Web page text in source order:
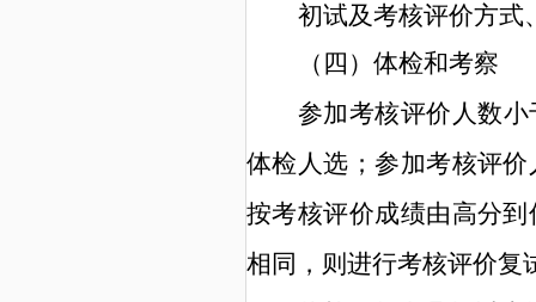
初试及考核评价方式
（ 四 ） 体检和考察
参加考核评价人数
体检人选；参加考核评
按考核评价成绩由高分
相同，则进行考核评价复